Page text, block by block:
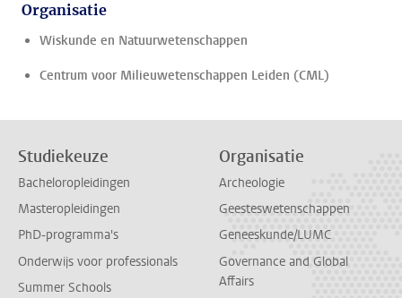
Organisatie
Wiskunde en Natuurwetenschappen
Centrum voor Milieuwetenschappen Leiden (CML)
Studiekeuze
Bacheloropleidingen
Masteropleidingen
PhD-programma's
Onderwijs voor professionals
Summer Schools
Organisatie
Archeologie
Geesteswetenschappen
Geneeskunde/LUMC
Governance and Global
Affairs